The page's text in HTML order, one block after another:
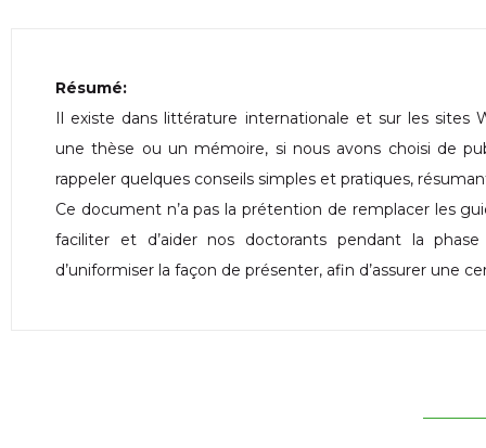
Résumé:
Il existe dans littérature internationale et sur les sites
une thèse ou un mémoire, si nous avons choisi de
rappeler quelques conseils simples et pratiques,
Ce document n’a pas la prétention de remplacer les
faciliter et d’aider nos doctorants pendant la
d’uniformiser la façon de présenter, afin d’assurer une